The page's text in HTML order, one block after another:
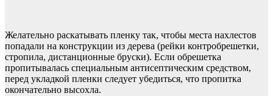
Желательно раскатывать пленку так, чтобы места нахлестов
попадали на конструкции из дерева (рейки контробрешетки,
стропила, дистанционные бруски). Если обрешетка
пропитывалась специальным антисептическим средством,
перед укладкой пленки следует убедиться, что пропитка
окончательно высохла.